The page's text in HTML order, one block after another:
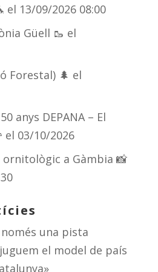
el 13/09/2026 08:00
Güell 🥾 el
Forestal) 🌲 el
anys DEPANA – El
el 03/10/2026
ornitològic a Gàmbia 📸
una pista
el model de país